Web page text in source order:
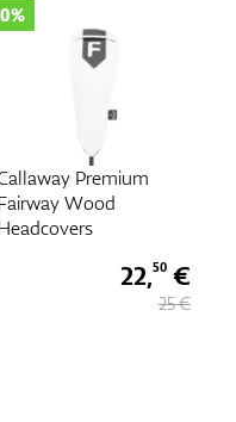
Premium
Wood
22,50€
25 €